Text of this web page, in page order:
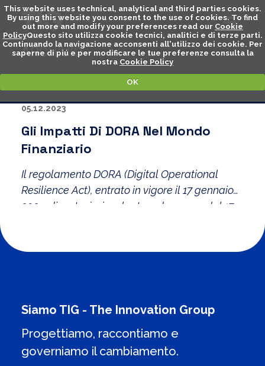
This website uses technical, analytical and third parties cookies.
By using this website you consent to the use of cookies. To find
out more and modify your preferences read our Cookie
PolicyQuesto sito utilizza cookie tecnici, analitici e di terze parti.
Continuando la navigazione acconsenti all'utilizzo dei cookie. Per
saperne di piú e per modificare le tue preferenze consulta la
nostra Cookie Policy
OK
ARCHIVIO
05.12.2023
Gli Impatti Di DORA Nel Mondo
Finanziario
Il regolamento DORA (Digital Operational
Resilience Act), entrato in vigore il 17 gennaio
2023, diventerà vincolante a decorrere dal 17
Siamo TIG - The Innovation Group
Progettiamo, raccontiamo e
governiamo il cambiamento.